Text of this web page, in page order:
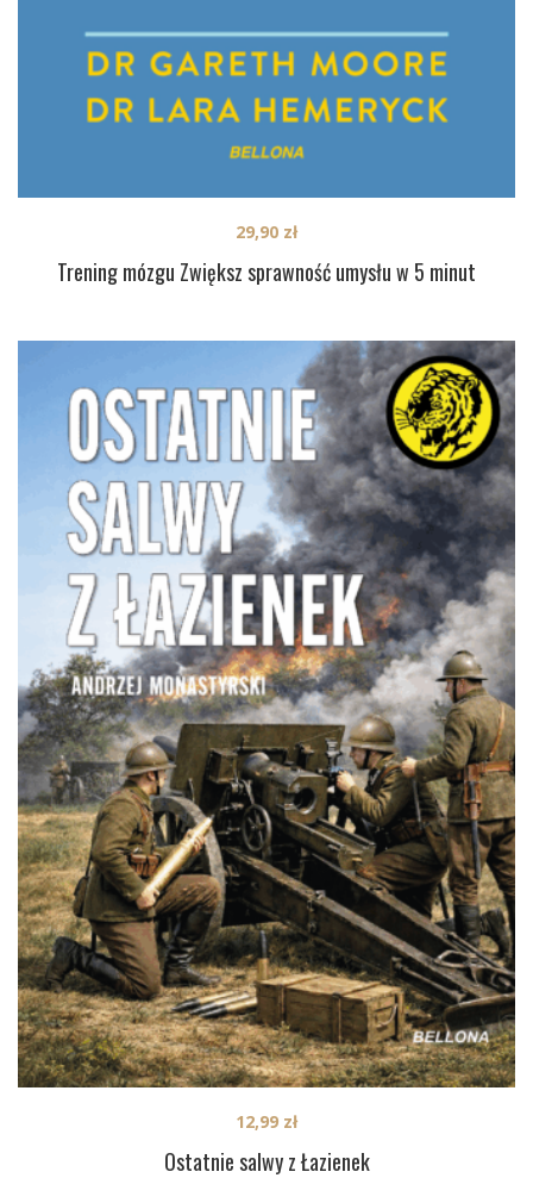
Trening mózgu Zwiększ sprawność umysłu w 5 minut
29,90 zł
Ostatnie salwy z Łazienek
12,99 zł